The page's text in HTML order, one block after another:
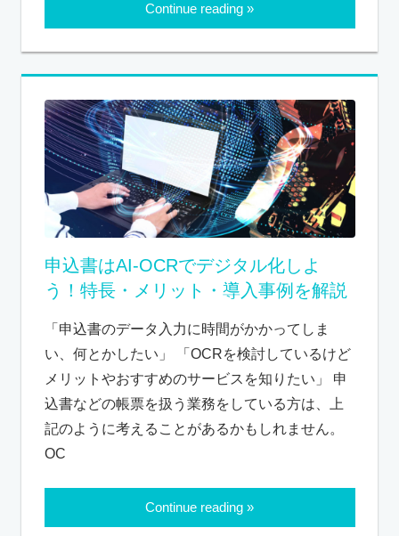
Continue reading
申込書はAI-OCRでデジタル化しよ
う！特長・メリット・導入事例を解説
「申込書のデータ入力に時間がかかってしま
い、何とかしたい」 「OCRを検討しているけど
メリットやおすすめのサービスを知りたい」 申
込書などの帳票を扱う業務をしている方は、上
記のように考えることがあるかもしれません。
OC
Continue reading